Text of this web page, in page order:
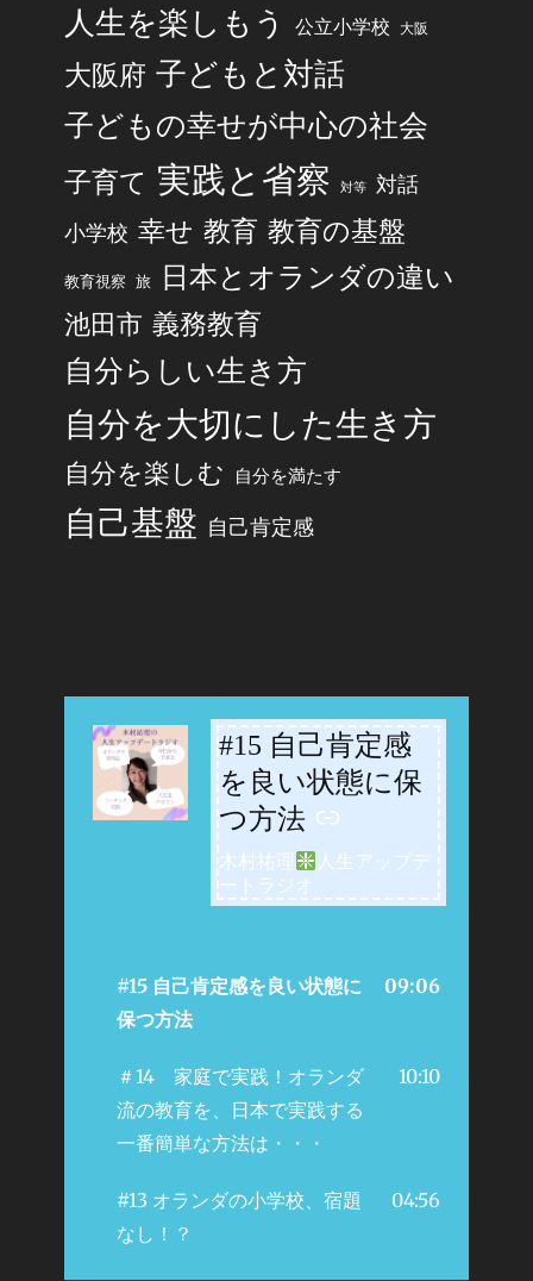
人生を楽しもう 公立小学校 大阪
大阪府 子どもと対話
子どもの幸せが中心の社会
子育て 実践と省察 対等 対話
小学校 幸せ 教育 教育の基盤
教育視察 旅 日本とオランダの違い
池田市 義務教育
自分らしい生き方
自分を大切にした生き方
自分を楽しむ 自分を満たす
自己基盤 自己肯定感
#15 自己肯定感
を良い状態に保
つ方法
-
木村祐理
人生アップデ
ートラジオ
#15 自己肯定感を良い状態に
保つ方法
09:06
＃14 家庭で実践！オランダ
流の教育を、日本で実践する
一番簡単な方法は・・・
10:10
#13 オランダの小学校、宿題
なし！？
04:56